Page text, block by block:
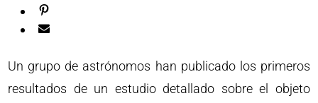
Un grupo de astrónomos han publicado los primeros
resultados de un estudio detallado sobre el objeto